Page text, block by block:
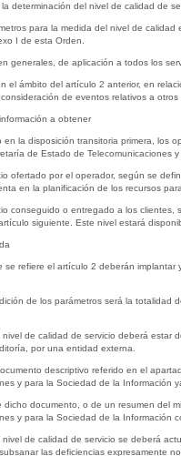
determinación del nivel de calidad de
para la medida del nivel de
I de esta Orden.
generales, de aplicación a todos los
el ámbito del artículo 2 anterior, en
de eventos relativos a
a obtener
en la disposición transitoria primera, los
de Estado de
ofertado por el operador, según se
en la planificación de los recursos
conseguido o entregado a los
siguiente. Este nivel estará
se refiere el artículo 2 deberán
de los parámetros será la
de calidad de servicio deberá estar
por una entidad externa.
descriptivo referido en el
y para la Sociedad de la Información
documento, o de un resumen del
y para la Sociedad de la Información
de calidad de servicio se deberá
las deficiencias expresamente